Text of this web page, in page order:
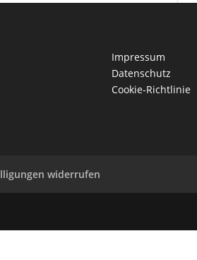
Impressum
Datenschutz
Cookie-Richtlinie
widerrufen